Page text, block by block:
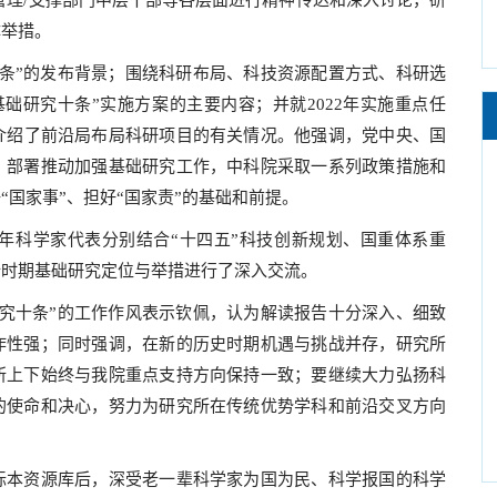
措。
发布背景；围绕科研布局、科技资源配置方式、科研选
研究十条”实施方案的主要内容；并就2022年实施重点任
了前沿局布局科研项目的有关情况。他强调，党中央、国
署推动加强基础研究工作，中科院采取一系列政策措施和
家事”、担好“国家责”的基础和前提。
学家代表分别结合“十四五”科技创新规划、国重体系重
期基础研究定位与举措进行了深入交流。
条”的工作作风表示钦佩，认为解读报告十分深入、细致
强；同时强调，在新的历史时期机遇与挑战并存，研究所
下始终与我院重点支持方向保持一致；要继续大力弘扬科
命和决心，努力为研究所在传统优势学科和前沿交叉方向
源库后，深受老一辈科学家为国为民、科学报国的科学